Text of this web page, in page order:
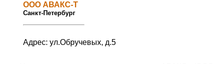
ООО АВАКС-Т
Санкт-Петербург
Адрес: ул.Обручевых, д.5